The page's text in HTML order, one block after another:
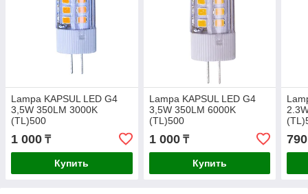
Lampa KAPSUL LED G4
3,5W 350LM 3000K
(TL)500
1 000 ₸
Купить
Lampa KAPSUL LED G4
3,5W 350LM 6000K
(TL)500
1 000₸
Купить
790